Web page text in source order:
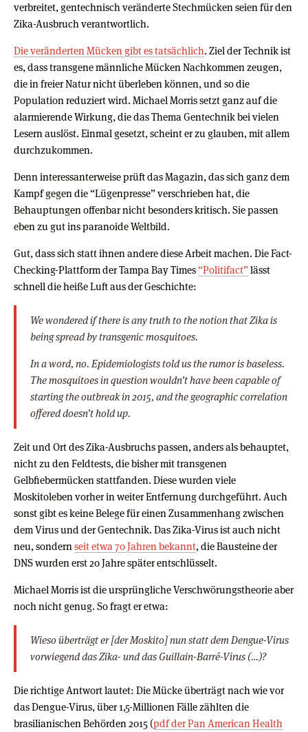
verbreitet, gentechnisch veränderte Stechmücken seien für den
Zika-Ausbruch verantwortlich.
Die veränderten Mücken gibt es tatsächlich. Ziel der Technik ist
es, dass transgene männliche Mücken Nachkommen zeugen,
die in freier Natur nicht überleben können, und so die
Population reduziert wird. Michael Morris setzt ganz auf die
alarmierende Wirkung, die das Thema Gentechnik bei vielen
Lesern auslöst. Einmal gesetzt, scheint er zu glauben, mit allem
durchzukommen.
Denn interessanterweise prüft das Magazin, das sich ganz dem
Kampf gegen die “Lügenpresse” verschrieben hat, die
Behauptungen offenbar nicht besonders kritisch. Sie passen
eben zu gut ins paranoide Weltbild.
Gut, dass sich statt ihnen andere diese Arbeit machen. Die Fact-
Checking-Plattform der Tampa Bay Times “Politifact”lässt
schnell die heiße Luft aus der Geschichte:
We wondered if there is any truth to the notion that Zika is
being spread by transgenic mosquitoes.
In a word, no. Epidemiologists told us the rumor is baseless.
The mosquitoes in question wouldn’t have been capable of
starting the outbreak in 2015, and the geographic correlation
offered doesn’t hold up.
Zeit und Ort des Zika-Ausbruchs passen, anders als behauptet,
nicht zu den Feldtests, die bisher mit transgenen
Gelbfiebermücken stattfanden. Diese wurden viele
Moskitoleben vorher in weiter Entfernung durchgeführt. Auch
sonst gibt es keine Belege für einen Zusammenhang zwischen
dem Virus und der Gentechnik. Das Zika-Virus ist auch nicht
neu, sondernseit etwa 70 Jahren bekannt, die Bausteine der
DNS wurden erst 20 Jahre später entschlüsselt.
Michael Morris ist die ursprüngliche Verschwörungstheorie aber
noch nicht genug. So fragt er etwa:
Wieso überträgt er [der Moskito] nun statt dem Dengue-Virus
vorwiegend das Zika- und das Guillain-Barré-Virus (…)?
Die richtige Antwort lautet: Die Mücke überträgt nach wie vor
das Dengue-Virus, über 1,5-Millionen Fälle zählten die
brasilianischen Behörden 2015 (pdf der Pan American Health